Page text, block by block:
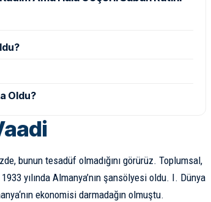
Oldu?
bunun tesadüf olmadığını görürüz. Toplumsal,
yılında Almanya’nın şansölyesi oldu. I. Dünya
‘nın ekonomisi darmadağın olmuştu.